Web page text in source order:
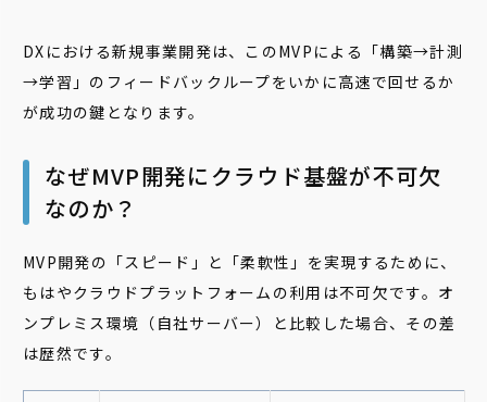
DXにおける新規事業開発は、このMVPによる「構築→計測
→学習」のフィードバックループをいかに高速で回せるか
が成功の鍵となります。
なぜMVP開発にクラウド基盤が不可欠
なのか？
MVP開発の「スピード」と「柔軟性」を実現するために、
もはやクラウドプラットフォームの利用は不可欠です。オ
ンプレミス環境（自社サーバー）と比較した場合、その差
は歴然です。